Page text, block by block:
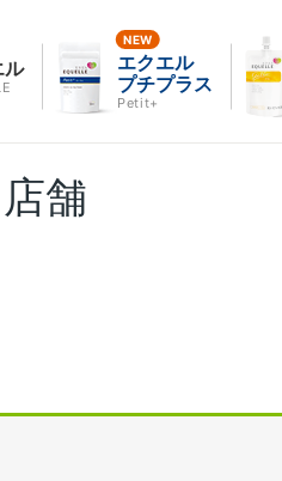
ル
エクエル
プチプラス
Petit+
舗